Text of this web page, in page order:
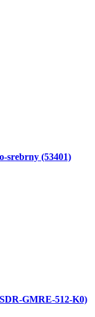
srebrny (53401)
GMRE-512-K0)